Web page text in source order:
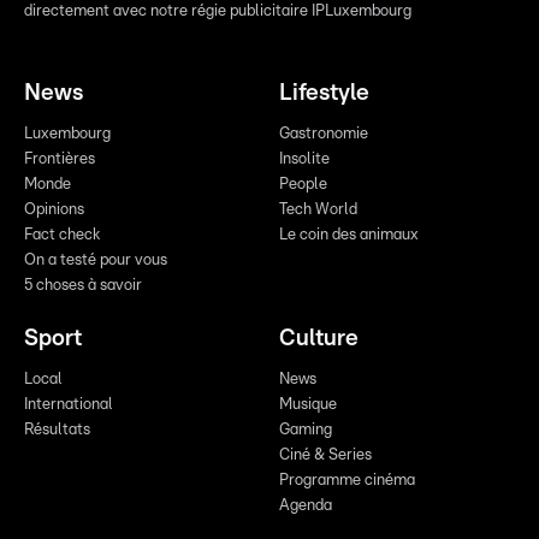
directement avec notre régie publicitaire IPLuxembourg
News
Luxembourg
Frontières
Monde
Opinions
Fact check
On a testé pour vous
5 choses à savoir
Lifestyle
Gastronomie
Insolite
People
Tech World
Le coin des animaux
Sport
Local
International
Résultats
Culture
News
Musique
Gaming
Ciné & Series
Programme cinéma
Agenda